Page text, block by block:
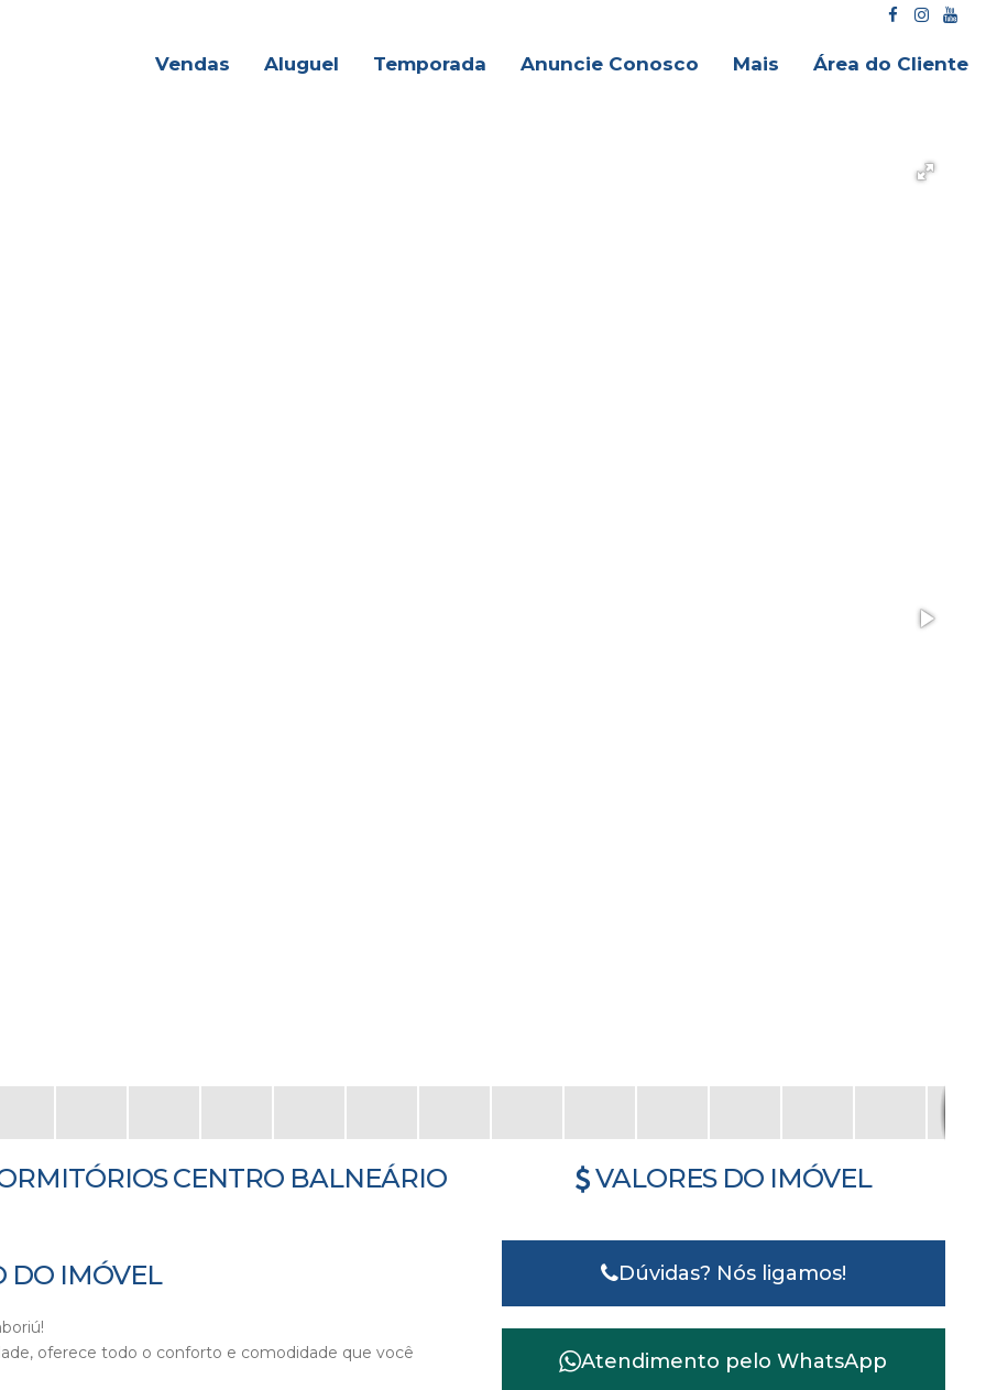
Área do Cliente
Mais
Anuncie Conosco
Temporada
Aluguel
Vendas
CENTRO BALNEÁRIO
DO IMÓVEL
oferece todo o conforto e comodidade que você
VALORES DO IMÓVEL
Dúvidas? Nós ligamos!
Atendimento peloWhatsApp